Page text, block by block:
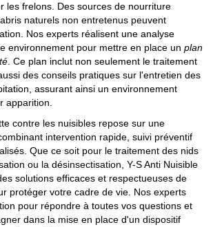
les frelons. Des sources de nourriture
naturels non entretenus peuvent
Nos experts réalisent une analyse
environnement pour mettre en place un plan
. Ce plan inclut non seulement le traitement
des conseils pratiques sur l'entretien des
assurant ainsi un environnement
apparition.
contre les nuisibles repose sur une
intervention rapide, suivi préventif
Que ce soit pour le traitement des nids
ou la désinsectisation, Y-S Anti Nuisible
solutions efficaces et respectueuses de
protéger votre cadre de vie. Nos experts
pour répondre à toutes vos questions et
dans la mise en place d'un dispositif